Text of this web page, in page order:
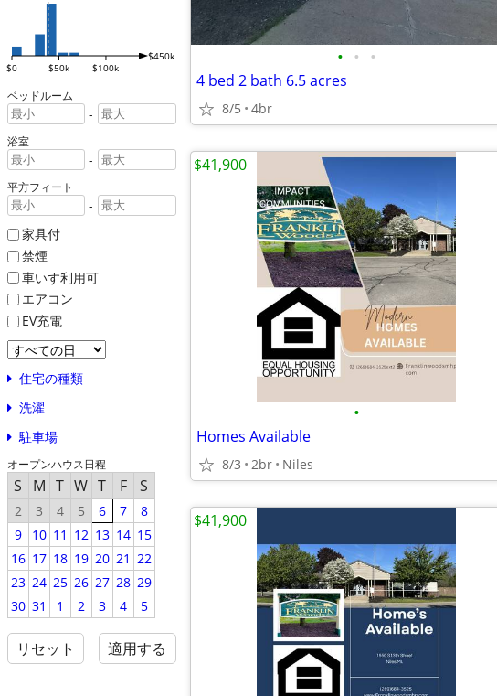
$0 $50k $100k
$450k
ベッドルーム
-
浴室
-
平方フィート
-
家具付
禁煙
車いす利用可
エアコン
EV充電
住宅の種類
洗濯
駐車場
オープンハウス日程
S M T W T F S
2 3 4 5 6 7
8
9
10 11 12 13 14 15
16 17 18 19 20 21 22
23 24 25 26 27 28 29
30 31 1 2 3 4 5
リセット 適用する
• • •
4 bed 2 bath 6.5 acres
8/5 4br
•
Homes Available
8/3 2br Niles
$41,900
$41,900